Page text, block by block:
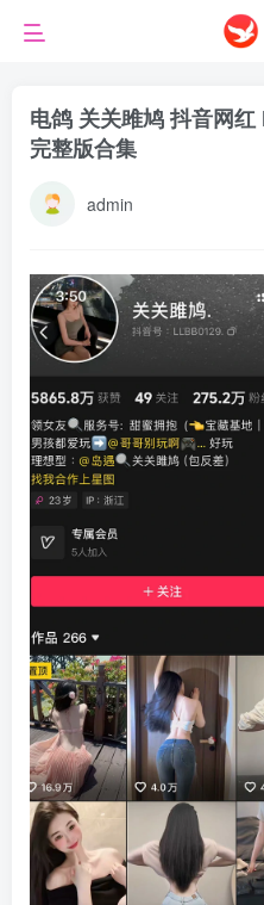
电鸽 关关雎鸠 抖音网
完整版合集
admin